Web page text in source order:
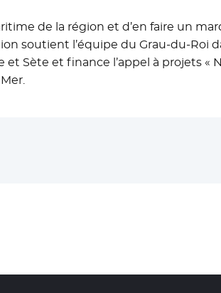
de la région et d’en faire un
soutient l’équipe du Grau-du-Roi
Sète et finance l’appel à projets «